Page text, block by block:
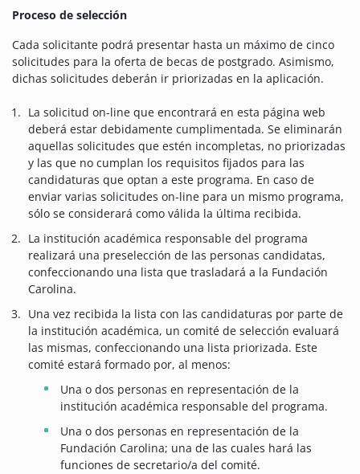
Proceso de selección
Cada solicitante podrá presentar hasta un máximo de cinco
solicitudes para la oferta de becas de postgrado. Asimismo,
dichas solicitudes deberán ir priorizadas en la aplicación.
La solicitud on-line que encontrará en esta página web
deberá estar debidamente cumplimentada. Se eliminarán
aquellas solicitudes que estén incompletas, no priorizadas
y las que no cumplan los requisitos fijados para las
candidaturas que optan a este programa. En caso de
enviar varias solicitudes on-line para un mismo programa,
sólo se considerará como válida la última recibida.
La institución académica responsable del programa
realizará una preselección de las personas candidatas,
confeccionando una lista que trasladará a la Fundación
Carolina.
Una vez recibida la lista con las candidaturas por parte de
la institución académica, un comité de selección evaluará
las mismas, confeccionando una lista priorizada. Este
comité estará formado por, al menos:
Una o dos personas en representación de la
institución académica responsable del programa.
Una o dos personas en representación de la
Fundación Carolina; una de las cuales hará las
funciones de secretario/a del comité.